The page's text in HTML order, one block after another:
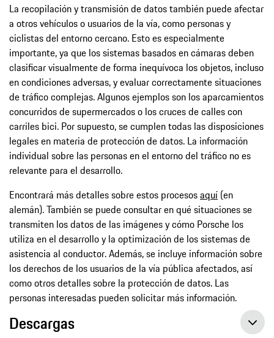
La recopilación y transmisión de datos también puede afectar
a otros vehículos o usuarios de la vía, como personas y
ciclistas del entorno cercano. Esto es especialmente
importante, ya que los sistemas basados en cámaras deben
clasificar visualmente de forma inequívoca los objetos, incluso
en condiciones adversas, y evaluar correctamente situaciones
de tráfico complejas. Algunos ejemplos son los aparcamientos
concurridos de supermercados o los cruces de calles con
carriles bici. Por supuesto, se cumplen todas las disposiciones
legales en materia de protección de datos. La información
individual sobre las personas en el entorno del tráfico no es
relevante para el desarrollo.
Encontrará más detalles sobre estos procesosaquí (en
alemán). También se puede consultar en qué situaciones se
transmiten los datos de las imágenes y cómo Porsche los
utiliza en el desarrollo y la optimización de los sistemas de
asistencia al conductor. Además, se incluye información sobre
los derechos de los usuarios de la vía pública afectados, así
como otros detalles sobre la protección de datos. Las
personas interesadas pueden solicitar más información.
Descargas